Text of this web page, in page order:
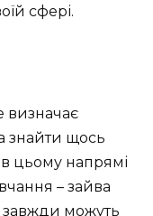
сфері.
визначає
знайти щось
цьому напрямі
– зайва
завжди можуть